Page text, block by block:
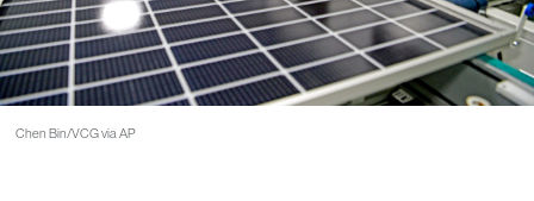
Chen Bin/VCG via AP